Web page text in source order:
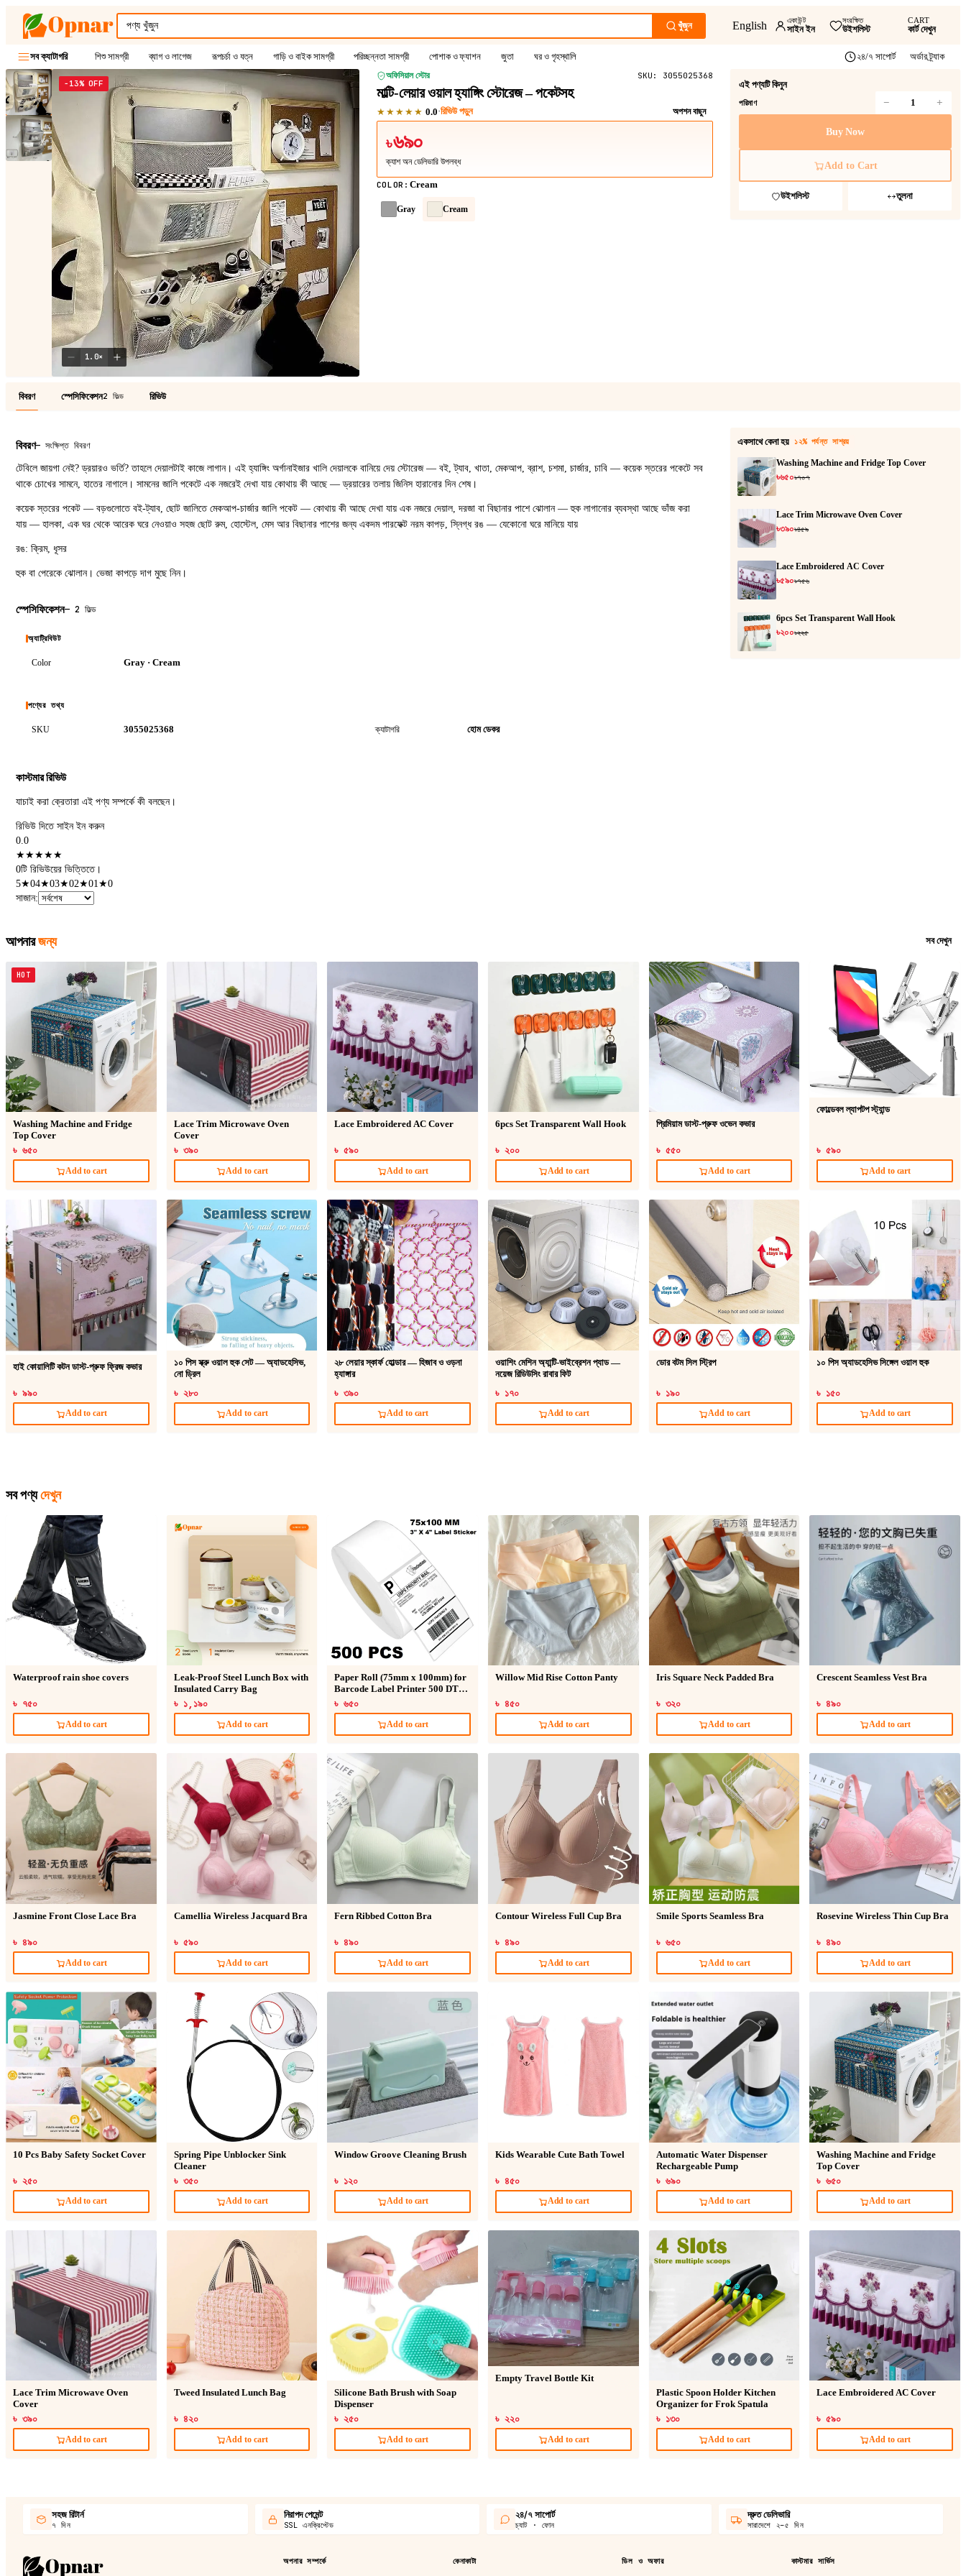
খুঁজুন English একাউন্ট
সাইন ইন
সংরক্ষিত
উইশলিস্ট
CART
কার্ট দেখুন
সব ক্যাটাগরি শিশু সামগ্রী ব্যাগ ও লাগেজ রূপচর্চা ও যত্ন গাড়ি ও বাইক সামগ্রী পরিচ্ছন্নতা সামগ্রী পোশাক ও ফ্যাশন জুতা ঘর ও গৃহস্থালি ২৪/৭ সাপোর্ট অর্ডার ট্র্যাক
−13% OFF
1.0× 1/
অফিসিয়াল স্টোর SKU: 3055025368
মাল্টি-লেয়ার ওয়াল হ্যাঙ্গিং স্টোরেজ – পকেটসহ
★★★★★ 0.0·রিভিউ পড়ুন অপশন বাছুন
৳৬৯০
ক্যাশ অন ডেলিভারি উপলব্ধ
COLOR : Cream
Gray Cream
এই পণ্যটি কিনুন
পরিমাণ − +
Buy Now
Add to Cart
উইশলিস্ট তুলনা
বিবরণ স্পেসিফিকেশন2 ফিল্ড রিভিউ
বিবরণ—সংক্ষিপ্ত বিবরণ
টেবিলে জায়গা নেই? ড্রয়ারও ভর্তি? তাহলে দেয়ালটাই কাজে লাগান। এই হ্যাঙ্গিং অর্গানাইজার খালি দেয়ালকে বানিয়ে দেয় স্টোরেজ — বই, ট্যাব, খাতা, মেকআপ, ব্রাশ, চশমা, চার্জার, চাবি — কয়েক স্তরের পকেটে সব
থাকে চোখের সামনে, হাতের নাগালে। সামনের জালি পকেটে এক নজরেই দেখা যায় কোথায় কী আছে — ড্রয়ারের তলায় জিনিস হারানোর দিন শেষ।
কয়েক স্তরের পকেট — বড়গুলোতে বই-ট্যাব, ছোট জালিতে মেকআপ-চার্জার জালি পকেট — কোথায় কী আছে দেখা যায় এক নজরে দেয়াল, দরজা বা বিছানার পাশে ঝোলান — হুক লাগানোর ব্যবস্থা আছে ভাঁজ করা
যায় — হালকা, এক ঘর থেকে আরেক ঘরে নেওয়াও সহজ ছোট রুম, হোস্টেল, মেস আর বিছানার পাশের জন্য একদম পারফেক্ট নরম কাপড়, স্নিগ্ধ রঙ — যেকোনো ঘরে মানিয়ে যায়
রঙ: ক্রিম, ধূসর
হুক বা পেরেকে ঝোলান। ভেজা কাপড়ে দাগ মুছে নিন।
স্পেসিফিকেশন—2 ফিল্ড
অ্যাট্রিবিউট
Color Gray · Cream
পণ্যের তথ্য
SKU 3055025368 ক্যাটাগরি হোম ডেকর
কাস্টমার রিভিউ
যাচাই করা ক্রেতারা এই পণ্য সম্পর্কে কী বলছেন।
রিভিউ দিতে সাইন ইন করুন
0.0
★★★★★
0টি রিভিউয়ের ভিত্তিতে।
5★04★03★02★01 ★0
সাজান:
একসাথে কেনা হয় ১২% পর্যন্ত সাশ্রয়
Washing Machine and Fridge Top Cover
৳৬৫০৳৭০৭
Lace Trim Microwave Oven Cover
৳৩৯০৳৪৫৯
Lace Embroidered AC Cover
৳৫৯০৳৭৫৬
6pcs Set Transparent Wall Hook
৳২০০৳২২৫
আপনার জন্য সব দেখুন
HOT
Washing Machine and Fridge
Top Cover
৳ ৬৫০
Add to cart
Lace Trim Microwave Oven
Cover
৳ ৩৯০
Add to cart
Lace Embroidered AC Cover
৳ ৫৯০
Add to cart
6pcs Set Transparent Wall Hook
৳ ২০০
Add to cart
প্রিমিয়াম ডাস্ট-প্রুফ ওভেন কভার
৳ ৫৫০
Add to cart
ফোল্ডেবল ল্যাপটপ স্ট্যান্ড
৳ ৫৯০
Add to cart
হাই কোয়ালিটি কটন ডাস্ট-প্রুফ ফ্রিজ কভার
৳ ৯৯০
Add to cart
১০ পিস স্ক্রু ওয়াল হুক সেট — অ্যাডহেসিভ,
নো ড্রিল
৳ ২৮০
Add to cart
২৮ লেয়ার স্কার্ফ হোল্ডার — হিজাব ও ওড়না
হ্যাঙ্গার
৳ ৩৯০
Add to cart
ওয়াশিং মেশিন অ্যান্টি-ভাইব্রেশন প্যাড —
নয়েজ রিডিউসিং রাবার ফিট
৳ ১৭০
Add to cart
ডোর বটম সিল স্ট্রিপ
৳ ১৯০
Add to cart
১০ পিস অ্যাডহেসিভ সিঙ্গেল ওয়াল হুক
৳ ১৫০
Add to cart
সব পণ্য দেখুন
Waterproof rain shoe covers
৳ ৭৫০
Add to cart
Leak-Proof Steel Lunch Box with
Insulated Carry Bag
৳ ১,১৯০
Add to cart
Paper Roll (75mm x 100mm) for
Barcode Label Printer 500 DT
Sticker
৳ ৬৫০
Add to cart
Willow Mid Rise Cotton Panty
৳ ৪৫০
Add to cart
Iris Square Neck Padded Bra
৳ ৩২০
Add to cart
Crescent Seamless Vest Bra
৳ ৪৯০
Add to cart
Jasmine Front Close Lace Bra
৳ ৪৯০
Add to cart
Camellia Wireless Jacquard Bra
৳ ৫৯০
Add to cart
Fern Ribbed Cotton Bra
৳ ৪৯০
Add to cart
Contour Wireless Full Cup Bra
৳ ৪৯০
Add to cart
Smile Sports Seamless Bra
৳ ৬৫০
Add to cart
Rosevine Wireless Thin Cup Bra
৳ ৪৯০
Add to cart
10 Pcs Baby Safety Socket Cover
৳ ২৫০
Add to cart
Spring Pipe Unblocker Sink
Cleaner
৳ ৩৫০
Add to cart
Window Groove Cleaning Brush
৳ ১২০
Add to cart
Kids Wearable Cute Bath Towel
৳ ৪৫০
Add to cart
Automatic Water Dispenser
Rechargeable Pump
৳ ৬৯০
Add to cart
Washing Machine and Fridge
Top Cover
৳ ৬৫০
Add to cart
Lace Trim Microwave Oven
Cover
৳ ৩৯০
Add to cart
Tweed Insulated Lunch Bag
৳ ৪২০
Add to cart
Silicone Bath Brush with Soap
Dispenser
৳ ২৫০
Add to cart
Empty Travel Bottle Kit
৳ ২২০
Add to cart
Plastic Spoon Holder Kitchen
Organizer for Frok Spatula
৳ ১৩০
Add to cart
Lace Embroidered AC Cover
৳ ৫৯০
Add to cart
সহজ রিটার্ন
৭ দিন
নিরাপদ পেমেন্ট
SSL এনক্রিপ্টেড
২৪/৭ সাপোর্ট
চ্যাট · ফোন
দ্রুত ডেলিভারি
সারাদেশে ২–৫ দিন
অপনার সম্পর্কে কেনাকাটা ডিল ও অফার কাস্টমার সার্ভিস